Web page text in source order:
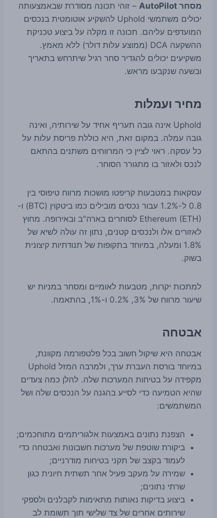
מסחר AutoPilot
– זוהי תכונה מסודרת שבאמצעותה
יכולים משתמשי Uphold להשקיע אוטומטית בנכסים
המועדפים עליהם. תכונה זו מקלה על ביצוע טכניקת
ההשקעה DCA (ממוצע עלות דולר) ללא מאמץ.
משקיעים יכולים להגדיר סחר רגיל שיתרחש בתאריך
ובשעה שנקבעו מראש.
מחיר ועמלות
Uphold אינה גובה תעריף אחיד על שירותיה, ואינה
גובה עמלה. במקום זאת, היא כוללת פריסת עלות על
כל עסקה. ראוי לציין כי המרווחים משתנים בהתאם
לנכס ולאזור בו מתגורר הסוחר.
עסקאות במטבעות קריפטו מושכות מרווח טיפוסי בין
0.8 ל-1.2% עבור נכסים מובילים כמו ביטקוין (BTC) ו-
Ethereum (ETH) לסוחרים בארה"ב ובאירופה. מחוץ
לאזורים אלו ולנכסים קטנים, נתון זה עולה לשיא של
1.8% ומעלה, במיוחד בתקופות של תנודתיות קיצונית
בשוק.
למתכות יקרות, מטבעות לאומיים ומסחר במניות יש
שיעור מרווח של 3%, 0.2% ו-1%, בהתאמה.
אבטחה
אבטחה היא שיקול חשוב בכל פלטפורמה מקוונת,
במיוחד בורסת העברת ערך, ולמרבה המזל Uphold
מקפידה על בטיחות המערכות שלה. להלן כמה צעדים
שהיא הטמיעה כדי לסייע בהגנה על הנכסים שלה ושל
המשתמשים:
הצפנת נתונים באמצעות אלגוריתמים מתוחכמים;
ביקורת שוטפת של מערכות חשבונות ואבטחה כדי
לעמוד בקצב של תקני בטיחות מודרניים;
שמירה על מעקב פעיל אחר תשתית חיונית כגון
שרתי נתונים;
ביצוע בדיקות נאותות מתאימות לקבלנים ולספקי
שירותים אחרים של צד שלישי תוך תשומת לב